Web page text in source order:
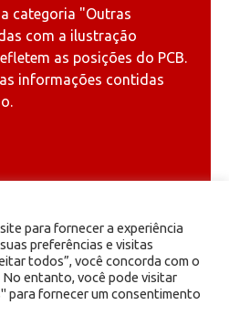
categoria "Outras
com a ilustração
as posições do PCB.
informações contidas
para fornecer a experiência
preferências e visitas
todos”, você concorda com o
No entanto, você pode visitar
para fornecer um consentimento